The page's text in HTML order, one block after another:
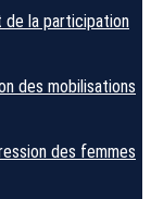
de la participation
des mobilisations
des femmes